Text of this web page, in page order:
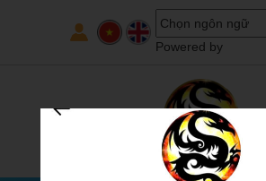
Powered by